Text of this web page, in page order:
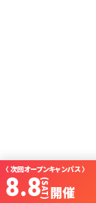
〈 次回オープンキャンパス 〉
8.8(SAT)開催